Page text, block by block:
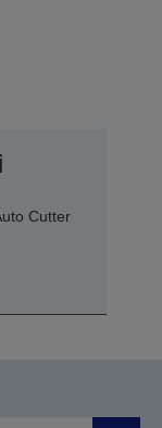
Cutter